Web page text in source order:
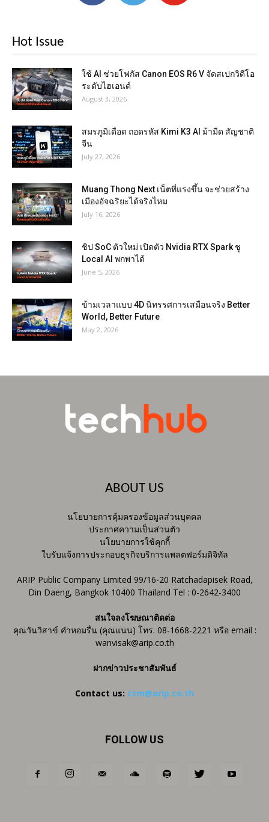
Hot Issue
ใช้ AI ช่วยโฟกัส Canon EOS R6 V จัดสเปกวิดีโอ
ระดับไฮเอนด์
August 3, 2026
สมรภูมิเดือด ถอดรหัส Kimi K3 AI ม้ามืด สัญชาติ
จีน
July 27, 2026
Muang Thong Next เน็ตที่แรงขึ้น จะช่วยสร้าง
เมืองอัจฉริยะได้จริงไหม
July 16, 2026
ชิป SoC ตัวใหม่ เปิดตัว Nvidia RTX Spark ชู
Local AI พกพาได้
June 5, 2026
ข้ามเวลาแบบ 4D นิทรรศการเสมือนจริง Better
World, Better Future
May 2, 2026
ABOUT US
นโยบายการคุ้มครองข้อมูลส่วนบุคคล
ประกาศความเป็นส่วนตัว
นโยบายการใช้คุกกี้
ใบรับแจ้งการประกอบธุรกิจบริการแพลตฟอร์มดิจิทัล
ARIP Public Company Limited 99/16-20 Ratchadapisek Road,
Din Daeng, Bangkok 10400 Thailand Tel : 0-2642-3400
สนใจลงโฆษณาติดต่อ
คุณวันวิสาข์ คำหอมรื่น (คุณแนน) โทร. 08-1668-2221 หรือ email :
wanvisak@arip.co.th
ฝากข่าวประชาสัมพันธ์
Contact us: ctm@arip.co.th
FOLLOW US